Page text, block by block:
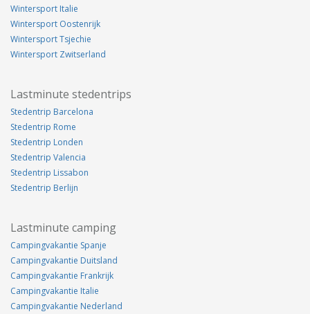
Wintersport Italie
Wintersport Oostenrijk
Wintersport Tsjechie
Wintersport Zwitserland
Lastminute stedentrips
Stedentrip Barcelona
Stedentrip Rome
Stedentrip Londen
Stedentrip Valencia
Stedentrip Lissabon
Stedentrip Berlijn
Lastminute camping
Campingvakantie Spanje
Campingvakantie Duitsland
Campingvakantie Frankrijk
Campingvakantie Italie
Campingvakantie Nederland